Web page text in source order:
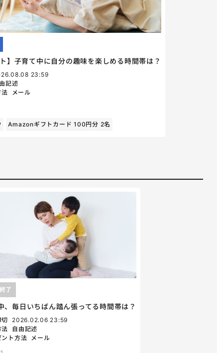
ト】子育て中に自分の趣味を楽しめる時間帯は？
23:59
記述
法
メール
Amazonギフトカード 100円分 2名
、毎日いちばん踏ん張ってる時間帯は？
了
切
2026.02.06 23:59
法
自由記述
ント方法
メール